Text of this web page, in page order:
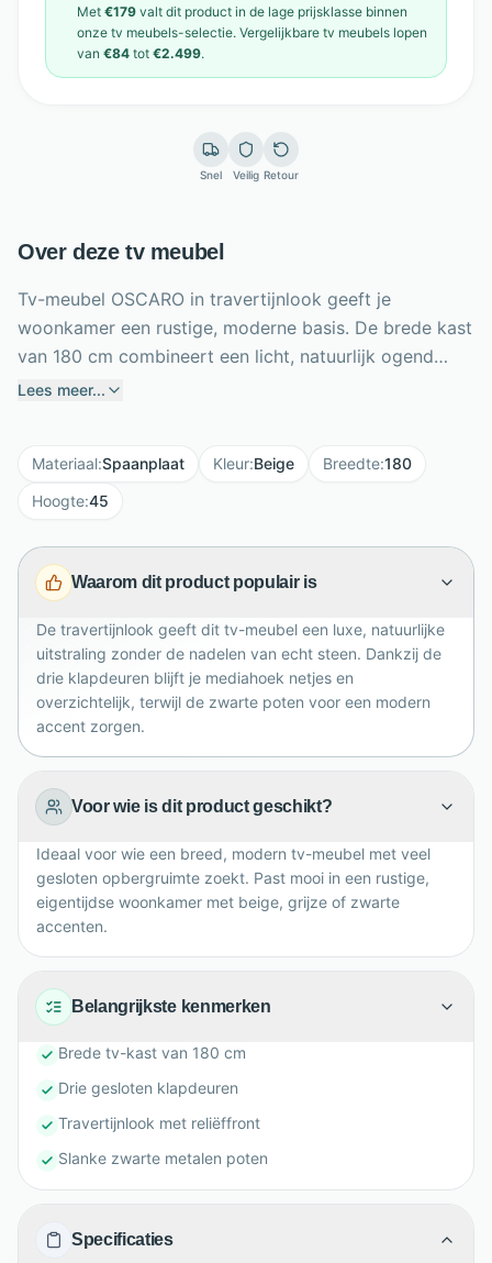
Met €179 valt dit product in de lage prijsklasse binnen
onze tv meubels-selectie. Vergelijkbare tv meubels lopen
van €84 tot €2.499.
Snel Veilig Retour
Over deze tv meubel
Tv-meubel OSCARO in travertijnlook geeft je
woonkamer een rustige, moderne basis. De brede kast
van 180 cm combineert een licht, natuurlijk ogend
reliëffront met slanke zwarte metalen poten voor een
afstandsbedieningen en kabels netjes uit het zicht op.
Het meubel is gemaakt van stevig 18 mm
dagelijks gebruik. Met zijn compacte diepte van 31 cm
blijft OSCARO luchtig in de ruimte, terwijl het royale
decoratie. Een verfijnde keuze voor een opgeruimde
en sfeervolle mediahoek in huis.
Lees meer...
Materiaal:Spaanplaat Kleur:Beige Breedte:180
Hoogte:45
Waarom dit product populair is
De travertijnlook geeft dit tv-meubel een luxe, natuurlijke
uitstraling zonder de nadelen van echt steen. Dankzij de
drie klapdeuren blijft je mediahoek netjes en
overzichtelijk, terwijl de zwarte poten voor een modern
accent zorgen.
Voor wie is dit product geschikt?
Ideaal voor wie een breed, modern tv-meubel met veel
gesloten opbergruimte zoekt. Past mooi in een rustige,
eigentijdse woonkamer met beige, grijze of zwarte
accenten.
Belangrijkste kenmerken
Brede tv-kast van 180 cm
Drie gesloten klapdeuren
Travertijnlook met reliëffront
Slanke zwarte metalen poten
Specificaties